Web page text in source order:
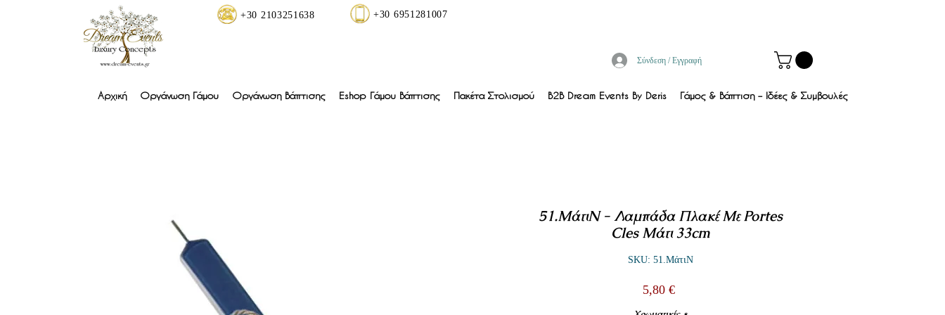
+30 2103251638 +30 6951281007
Σύνδεση / Εγγραφή
Αρχική Οργάνωση Γάμου Οργάνωση Βάπτισης Eshop Γάμου Βάπτισης Πακέτα Στολισμού B2B Dream Events By Deris Γάμος & Βάπτιση – Ιδέες & Συμβουλές
51.ΜάτιN - Λαμπάδα Πλακέ Με Portes
Cles Μάτι 33cm
SKU: 51.ΜάτιN
5,80 €Τιμή